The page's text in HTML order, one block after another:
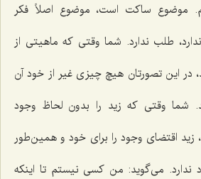
موضوع ساکت است، موضوع اصلاً فکر
ندارد، طلب ندارد. شما وقتی که ماهیتی از
در این تصورتان هیچ چیزی غیر از خود آن
شما وقتی که زید را بدون لحاظ وجود
اقتضای وجود را برای خود و همین‌طور
ندارد. می‌گوید: من کسی نیستم تا اینکه